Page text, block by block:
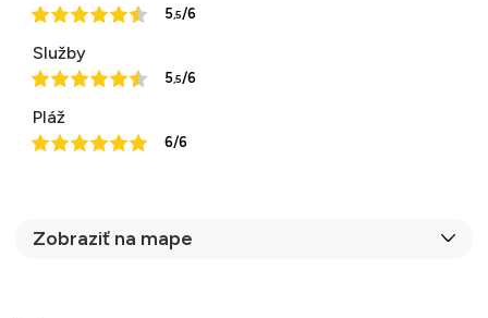
5,5/6
Služby
5,5/6
Pláž
6/6
Zobraziť na mape